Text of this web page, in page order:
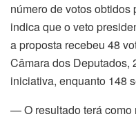
número de votos
indica que o veto
a proposta recebeu 48
Câmara dos Deputados,
iniciativa, enquanto 148
— O resultado terá como